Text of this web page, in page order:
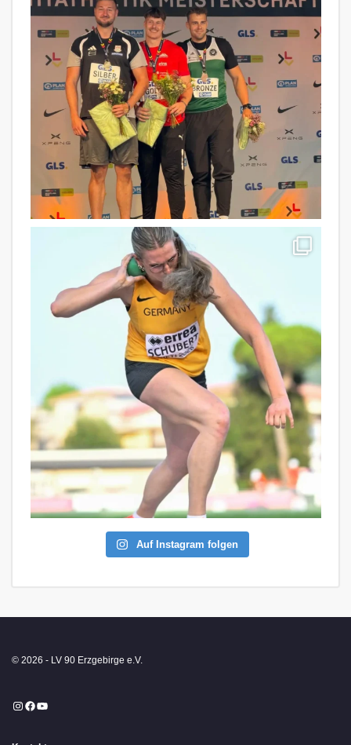
Auf Instagram folgen
© 2026 - LV 90 Erzgebirge e.V.
Instagram
Facebook
YouTube